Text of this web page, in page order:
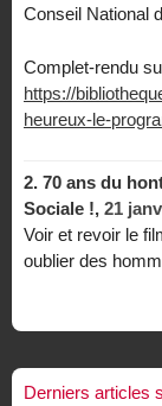
Conseil National
Complet-rendu
https://
heureux-le-
2. 70 ans du
Sociale !, 21
Voir et revoir le
oublier des
Derniers articles